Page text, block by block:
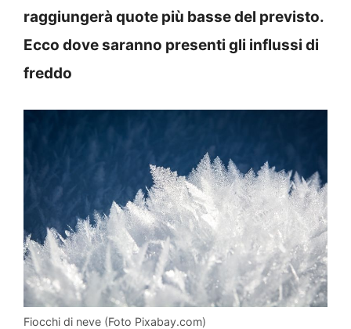
raggiungerà quote più basse del previsto.
Ecco dove saranno presenti gli influssi di
freddo
Fiocchi di neve (Foto Pixabay.com)